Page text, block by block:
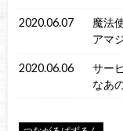
2020.06.07
魔法
アマ
2020.06.06
サー
なあ